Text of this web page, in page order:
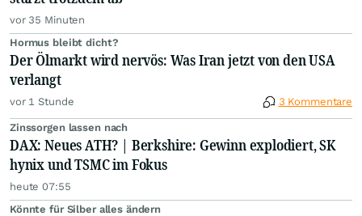
vor 35 Minuten
Hormus bleibt dicht?
Der Ölmarkt wird nervös: Was Iran jetzt von den USA
verlangt
vor 1 Stunde 3 Kommentare
Zinssorgen lassen nach
DAX: Neues ATH? | Berkshire: Gewinn explodiert, SK
hynix und TSMC im Fokus
heute 07:55
Könnte für Silber alles ändern